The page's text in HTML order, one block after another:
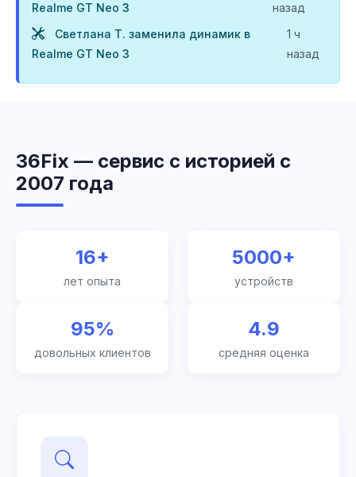
Realme GT Neo 3
назад
Светлана Т. заменила динамик в
Realme GT Neo 3
1 ч
назад
36Fix — сервис с историей с
2007 года
16+
лет опыта
5000+
устройств
95%
довольных клиентов
4.9
средняя оценка